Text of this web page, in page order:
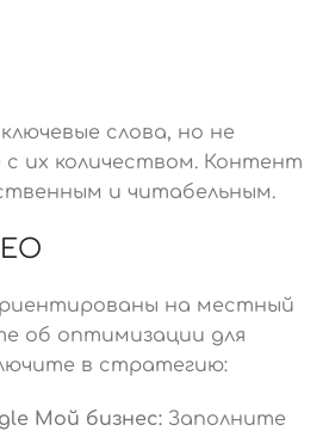
слова, но не
их количеством. Контент
и читабельным.
на местный
об оптимизации для
в стратегию:
Мой бизнес: Заполните